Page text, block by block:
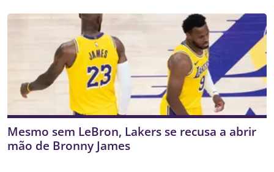
Mesmo sem LeBron, Lakers se recusa a abrir
mão de Bronny James